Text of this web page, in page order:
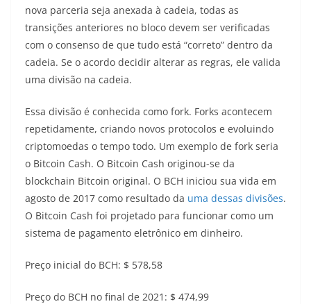
nova parceria seja anexada à cadeia, todas as
transições anteriores no bloco devem ser verificadas
com o consenso de que tudo está “correto” dentro da
cadeia. Se o acordo decidir alterar as regras, ele valida
uma divisão na cadeia.
Essa divisão é conhecida como fork. Forks acontecem
repetidamente, criando novos protocolos e evoluindo
criptomoedas o tempo todo. Um exemplo de fork seria
o Bitcoin Cash. O Bitcoin Cash originou-se da
blockchain Bitcoin original. O BCH iniciou sua vida em
agosto de 2017 como resultado da uma dessas divisões.
O Bitcoin Cash foi projetado para funcionar como um
sistema de pagamento eletrônico em dinheiro.
Preço inicial do BCH: $ 578,58
Preço do BCH no final de 2021: $ 474,99